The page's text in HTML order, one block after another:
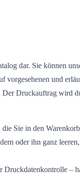
dar. Sie können
vorgesehenen und
Druckauftrag wird
Sie in den
oder ihn ganz
–